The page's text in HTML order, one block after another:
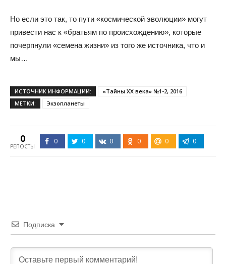
Но если это так, то пути «космической эволюции» могут
привести нас к «братьям по происхождению», которые
почерпнули «семена жизни» из того же источника, что и
мы…
ИСТОЧНИК ИНФОРМАЦИИ:
«Тайны XX века» №1-2, 2016
МЕТКИ:
Экзопланеты
0
РЕПОСТЫ
0 0 0 0 0 0
Подписка